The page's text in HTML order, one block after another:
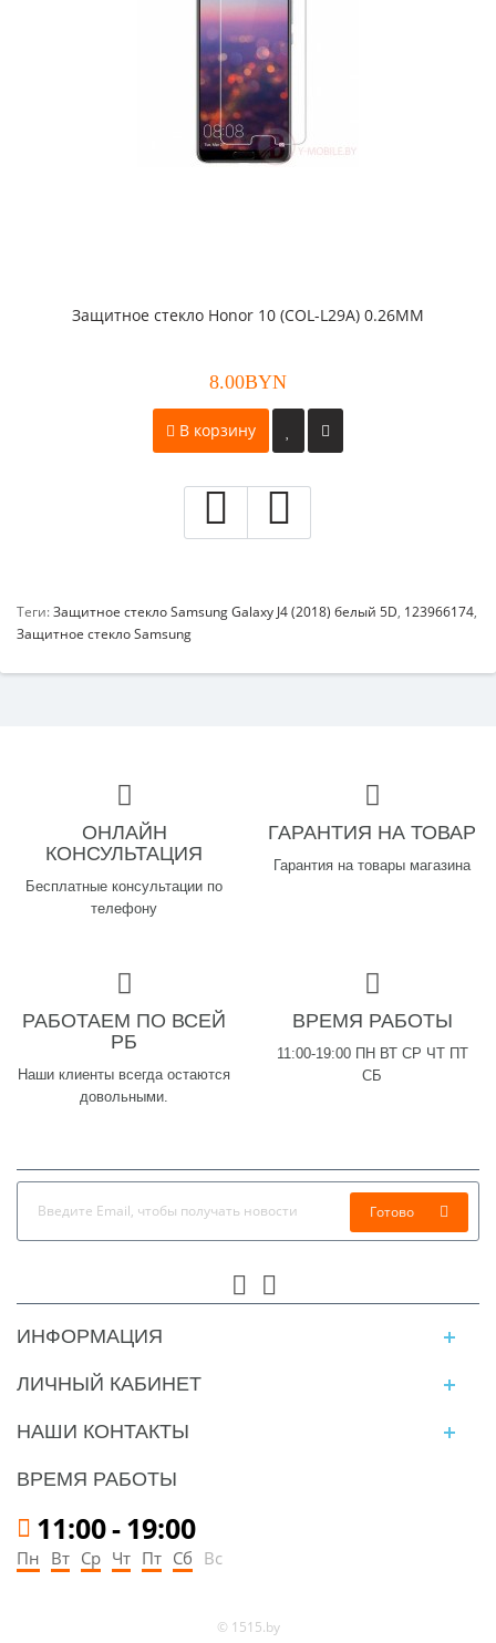
Защитное стекло Honor 10 (COL-L29A) 0.26ММ
8.00BYN
В корзину
Теги:Защитное стекло Samsung Galaxy J4 (2018) белый 5D, 123966174,
Защитное стекло Samsung
ОНЛАЙН
КОНСУЛЬТАЦИЯ
Бесплатные консультации по
телефону
ГАРАНТИЯ НА ТОВАР
Гарантия на товары магазина
РАБОТАЕМ ПО ВСЕЙ
РБ
Наши клиенты всегда остаются
довольными.
ВРЕМЯ РАБОТЫ
11:00-19:00 ПН ВТ СР ЧТ ПТ
СБ
Готово
ИНФОРМАЦИЯ
ЛИЧНЫЙ КАБИНЕТ
НАШИ КОНТАКТЫ
ВРЕМЯ РАБОТЫ
11:00-19:00
Пн Вт Ср Чт Пт Сб Вс
© 1515.by